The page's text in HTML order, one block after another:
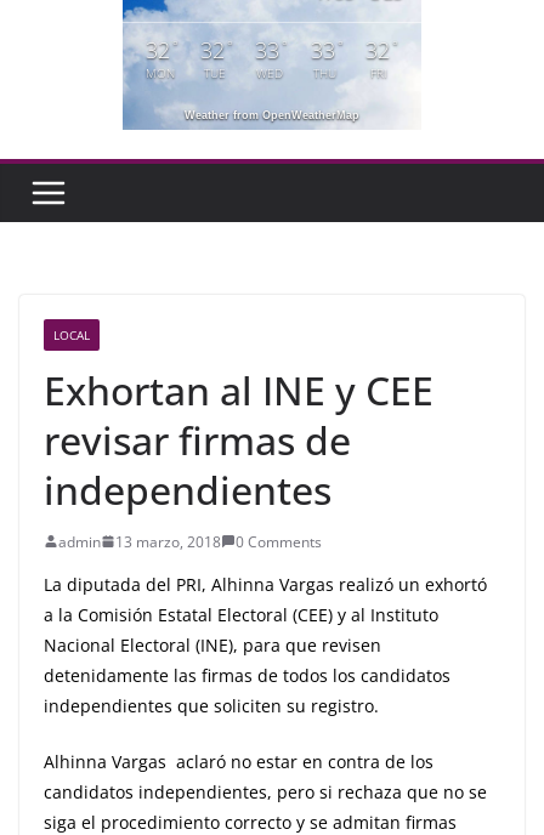
32°
MON
32°
TUE
33°
WED
33°
THU
32°
FRI
Weather from OpenWeatherMap
LOCAL
Exhortan al INE y CEE
revisar firmas de
independientes
admin 13 marzo, 2018 0 Comments
La diputada del PRI, Alhinna Vargas realizó un exhortó
a la Comisión Estatal Electoral (CEE) y al Instituto
Nacional Electoral (INE), para que revisen
detenidamente las firmas de todos los candidatos
independientes que soliciten su registro.
Alhinna Vargas aclaró no estar en contra de los
candidatos independientes, pero si rechaza que no se
siga el procedimiento correcto y se admitan firmas